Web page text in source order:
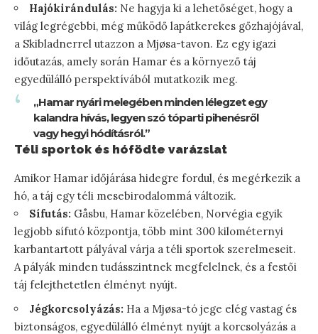
Hajókirándulás: Ne hagyja ki a lehetőséget, hogy a
világ legrégebbi, még működő lapátkerekes gőzhajójával,
a Skibladnerrel utazzon a Mjøsa-tavon. Ez egy igazi
időutazás, amely során Hamar és a környező táj
egyedülálló perspektívából mutatkozik meg.
„Hamar nyári melegében minden lélegzet egy
kalandra hívás, legyen szó tóparti pihenésről
vagy hegyi hódításról.”
Téli sportok és hófödte varázslat
Amikor Hamar időjárása hidegre fordul, és megérkezik a
hó, a táj egy téli mesebirodalommá változik.
Sífutás: Gåsbu, Hamar közelében, Norvégia egyik
legjobb sífutó központja, több mint 300 kilométernyi
karbantartott pályával várja a téli sportok szerelmeseit.
A pályák minden tudásszintnek megfelelnek, és a festői
táj felejthetetlen élményt nyújt.
Jégkorcsolyázás: Ha a Mjøsa-tó jege elég vastag és
biztonságos, egyedülálló élményt nyújt a korcsolyázás a